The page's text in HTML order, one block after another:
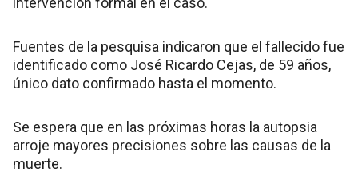
Fuentes de la pesquisa indicaron que el fallecido fue
identificado como José Ricardo Cejas, de 59 años,
único dato confirmado hasta el momento.
Se espera que en las próximas horas la autopsia
arroje mayores precisiones sobre las causas de la
muerte.